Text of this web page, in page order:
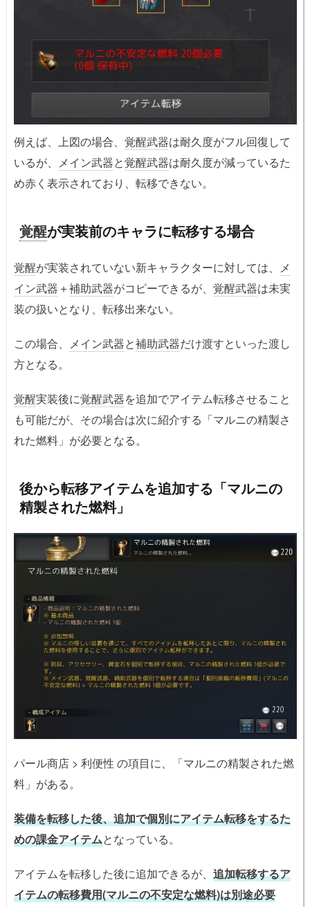
例えば、上図の場合、 覚醒武器は耐久度がフル回復して
いるが、 メイン武器と覚醒武器は耐久度が減っているた
め赤く表示されており、転移できない。
覚醒が実装前のキャラに転移する場合
覚醒が実装されていない新キャラクターに対しては、 メ
イン武器 ＋補助武器がコピーできるが、 覚醒武器は未実
装の扱いとなり、転移出来ない。
この場合、 メイン武器と補助武器だけ渡すといった渡し
方となる。
覚醒実装後に覚醒武器を追加でアイテム転移させること
も可能だが、その場合は次に紹介する「マルニの精製さ
れた燃料」が必要となる。
後から転移アイテムを追加する「マルニの
精製された燃料」
パール商店 > 利便性 の項目に、「マルニの精製された燃
料」がある。
装備を転移した後、追加で個別にアイテム転移をするた
めの課金アイテムとなっている。
アイテムを転移した後に追加できるが、 追加転移するア
イテムの転移費用(マルニの不安定な燃料)は別途必要